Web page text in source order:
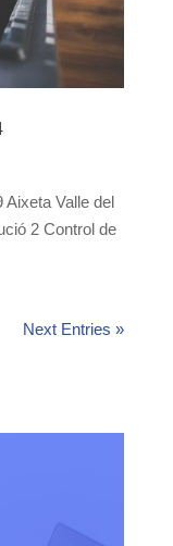
Valle del
2 Control de
Next Entries »